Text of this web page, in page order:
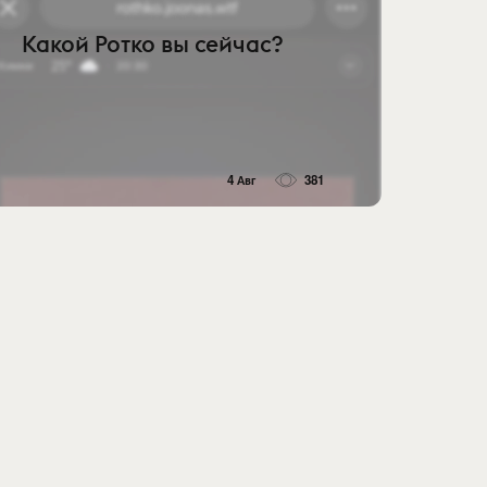
Какой Ротко вы сейчас?
4 Авг 381